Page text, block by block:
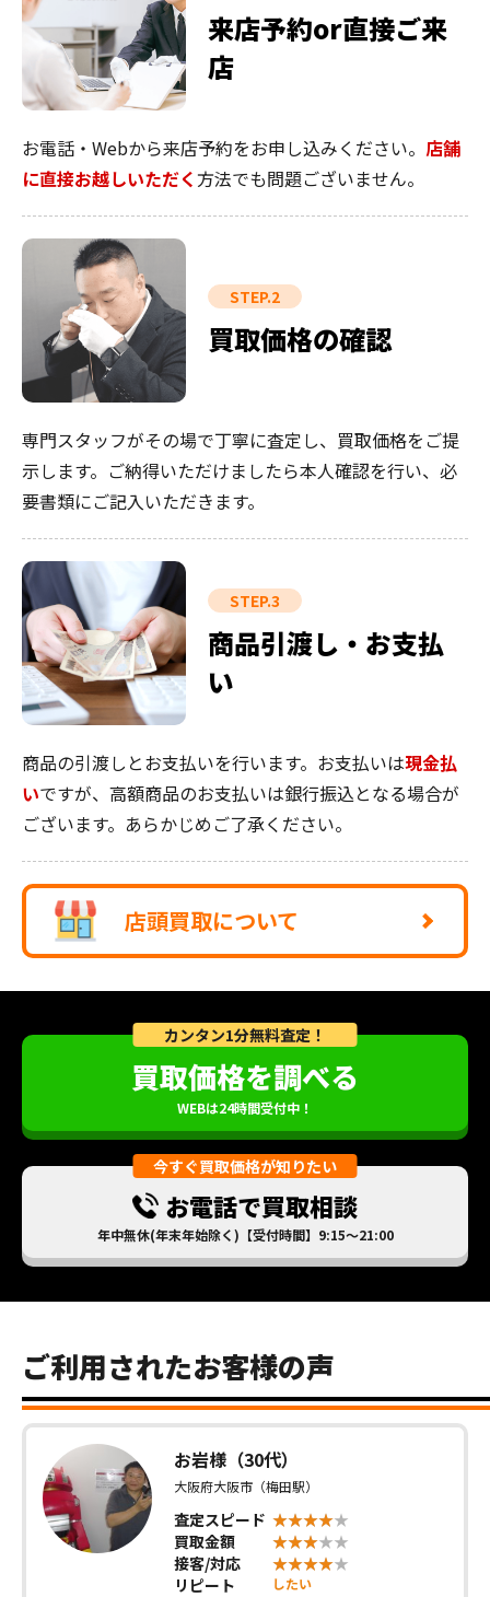
来店予約or直接ご来
店
お電話・Webから来店予約をお申し込みください。 店舗
に直接お越しいただく 方法でも問題ございません。
STEP.2
買取価格の確認
専門スタッフがその場で丁寧に査定し、買取価格をご提
示します。ご納得いただけましたら本人確認を行い、必
要書類にご記入いただきます。
STEP.3
商品引渡し・お支払
い
商品の引渡しとお支払いを行います。お支払いは現金払
いですが、高額商品のお支払いは銀行振込となる場合が
ございます。あらかじめご了承ください。
店頭買取について
カンタン1分無料査定！
買取価格を調べる
WEBは24時間受付中！
今すぐ買取価格が知りたい
お電話で買取相談
年中無休(年末年始除く)【受付時間】9:15～21:00
ご利用されたお客様の声
お岩様（30代）
大阪府大阪市（梅田駅）
査定スピード
買取金額
接客/対応
リピート
したい